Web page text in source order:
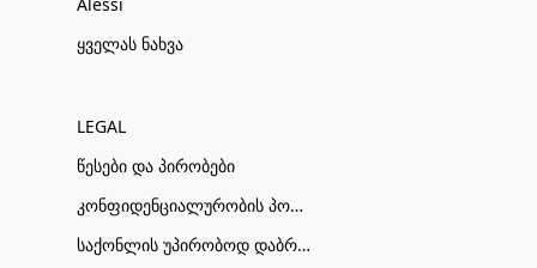
ყველას ნახვა
LEGAL
წესები და პირობები
კონფიდენციალურობის პოლიტიკა
საქონლის უპირობოდ დაბრუნების პირობები